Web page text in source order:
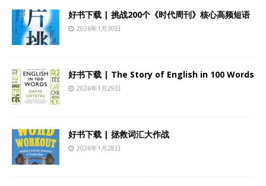
好书下载 | 挑战200个《时代周刊》核心高频短语
2026年1月30日
好书下载 | The Story of English in 100 Words
2026年1月29日
好书下载 | 拯救词汇大作战
2026年1月28日